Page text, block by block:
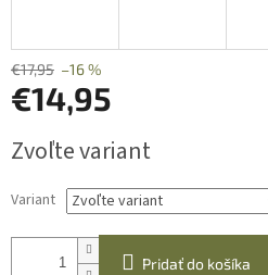
€17,95 –16 %
€14,95
cena:
Zvoľte variant
Variant
Pridať do košíka